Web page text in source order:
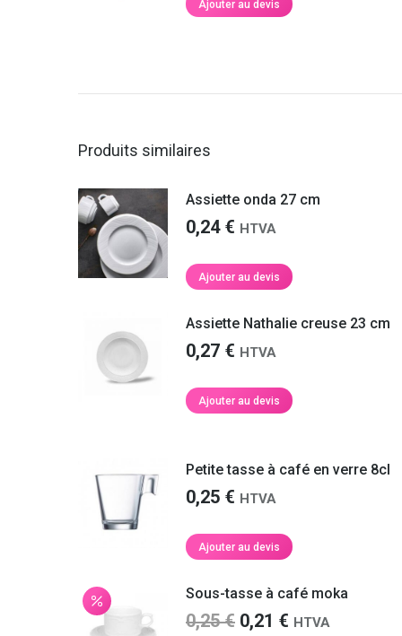
Ajouter au devis
Produits similaires
Assiette onda 27 cm
0,24 € HTVA
Ajouter au devis
Assiette Nathalie creuse 23 cm
0,27 € HTVA
Ajouter au devis
Petite tasse à café en verre 8cl
0,25 € HTVA
Ajouter au devis
Sous-tasse à café moka
0,25€ Le
0,21 € Le
HTVA